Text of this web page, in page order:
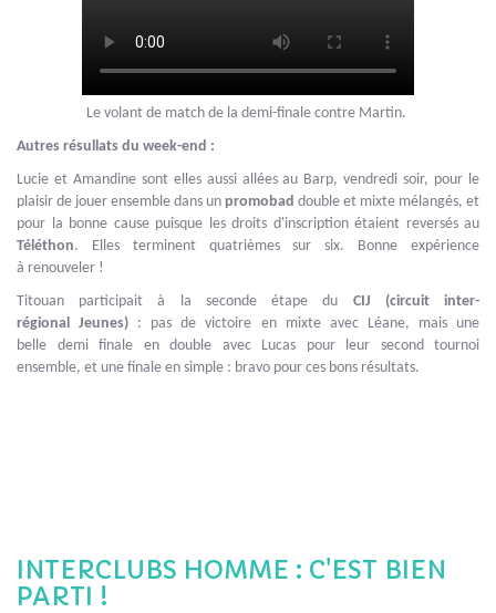
Le volant de match de la demi-finale contre Martin.
Autres résullats du week-end :
Lucie et Amandine sont elles aussi allées au Barp, vendredi soir, pour le
plaisir de jouer ensemble dans un promobad double et mixte mélangés, et
pour la bonne cause puisque les droits d'inscription étaient reversés au
Téléthon. Elles terminent quatrièmes sur six. Bonne expérience
à renouveler !
Titouan participait à la seconde étape du CIJ (circuit inter-
régional Jeunes) : pas de victoire en mixte avec Léane, mais une
belle demi finale en double avec Lucas pour leur second tournoi
ensemble, et une finale en simple : bravo pour ces bons résultats.
INTERCLUBS HOMME : C'EST BIEN
PARTI !